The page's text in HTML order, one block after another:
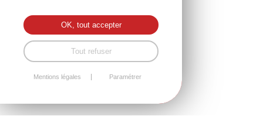
OK, tout accepter
Tout refuser
Mentions légales Paramétrer